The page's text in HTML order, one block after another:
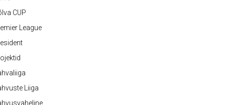
CUP
League
Liiga